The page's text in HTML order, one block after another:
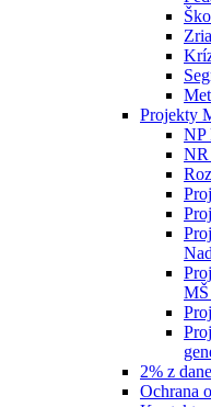
Projekty
NP
NR
2% z dane
Ochrana